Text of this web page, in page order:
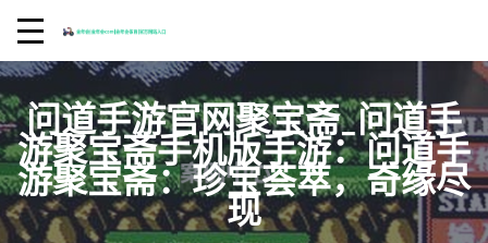
问道手游官网聚宝斋_问道手
游聚宝斋手机版手游：问道手
游聚宝斋：珍宝荟萃，奇缘尽
现